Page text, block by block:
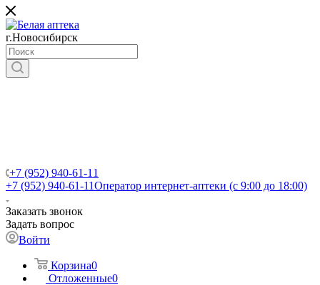
г.Новосибирск
+7 (952) 940-61-11
+7 (952) 940-61-11Оператор интернет-аптеки (с 9:00 до 18:00)
Заказать звонок
Задать вопрос
Войти
Корзина0
Отложенные0